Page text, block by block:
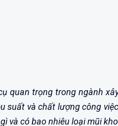
quan trọng trong ngành
suất và chất lượng công
và có bao nhiêu loại mũi